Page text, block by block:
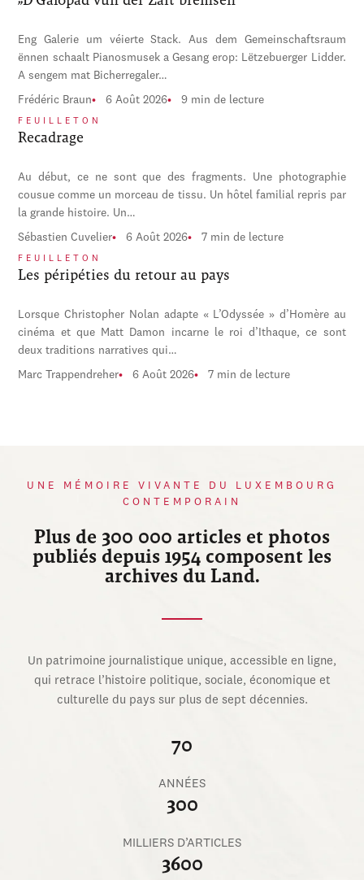
Eng Galerie um véierte Stack. Aus dem Gemeinschaftsraum
ënnen schaalt Pianosmusek a Gesang erop: Lëtzebuerger Lidder.
A sengem mat Bicherregaler…
Frédéric Braun 6 Août 2026 9 min de lecture
FEUILLETON
Recadrage
Au début, ce ne sont que des fragments. Une photographie
cousue comme un morceau de tissu. Un hôtel familial repris par
la grande histoire. Un…
Sébastien Cuvelier 6 Août 2026 7 min de lecture
FEUILLETON
Les péripéties du retour au pays
Lorsque Christopher Nolan adapte « L’Odyssée » d’Homère au
cinéma et que Matt Damon incarne le roi d’Ithaque, ce sont
deux traditions narratives qui…
Marc Trappendreher 6 Août 2026 7 min de lecture
UNE MÉMOIRE VIVANTE DU LUXEMBOURG
CONTEMPORAIN
Plus de 300 000 articles et photos
publiés depuis 1954 composent les
archives du Land.
Un patrimoine journalistique unique, accessible en ligne,
qui retrace l’histoire politique, sociale, économique et
culturelle du pays sur plus de sept décennies.
70
ANNÉES
300
MILLIERS D’ARTICLES
3600